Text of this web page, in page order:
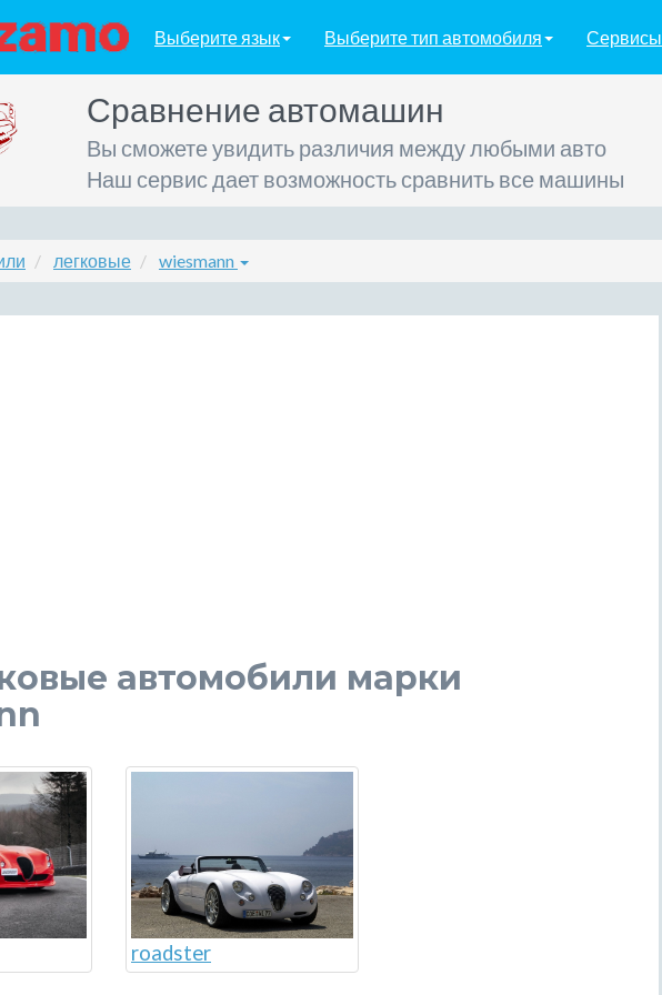
Выберите язык Выберите тип автомобиля Сервисы
Сравнение автомашин
Вы сможете увидить различия между любыми авто
Наш сервис дает возможность сравнить все машины
легковые wiesmann
автомобили марки
roadster